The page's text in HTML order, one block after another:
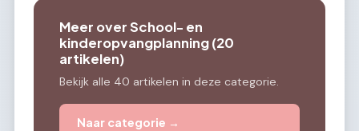
Meer over School- en
kinderopvangplanning (20
artikelen)
Bekijk alle 40 artikelen in deze categorie.
Naar categorie →